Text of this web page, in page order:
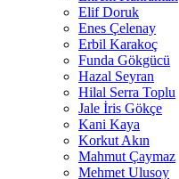
Elif Doruk
Enes Çelenay
Erbil Karakoç
Funda Gökgücü
Hazal Seyran
Hilal Serra Toplu
Jale İris Gökçe
Kani Kaya
Korkut Akın
Mahmut Çaymaz
Mehmet Ulusoy